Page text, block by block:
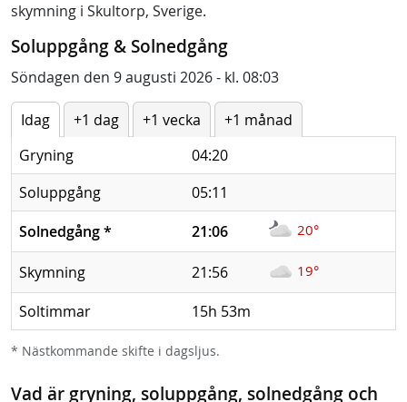
skymning i Skultorp, Sverige.
Soluppgång & Solnedgång
Söndagen den 9 augusti 2026 - kl. 08:03
Idag +1 dag +1 vecka
+1 månad
Gryning
04:20
Soluppgång
05:11
Solnedgång* 21:06 20°
Skymning 21:56 19°
Soltimmar 15h 53m
* Nästkommande skifte i dagsljus.
Vad är gryning, soluppgång, solnedgång och